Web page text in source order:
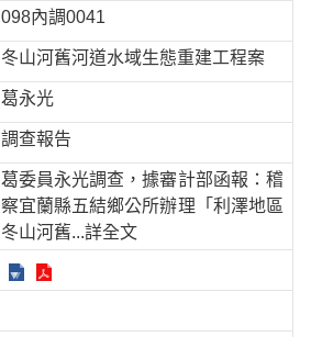
098內調0041
冬山河舊河道水域生態重建工程案
葛永光
調查報告
葛委員永光調查，據審計部函報：稽
察宜蘭縣五結鄉公所辦理「利澤地區
冬山河舊...詳全文